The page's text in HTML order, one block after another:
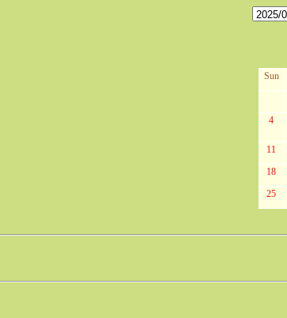
Sun
4
11
18
25